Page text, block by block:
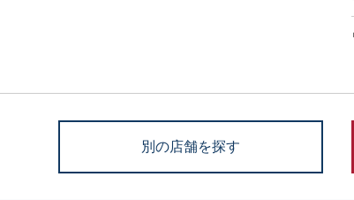
別の店舗を探す